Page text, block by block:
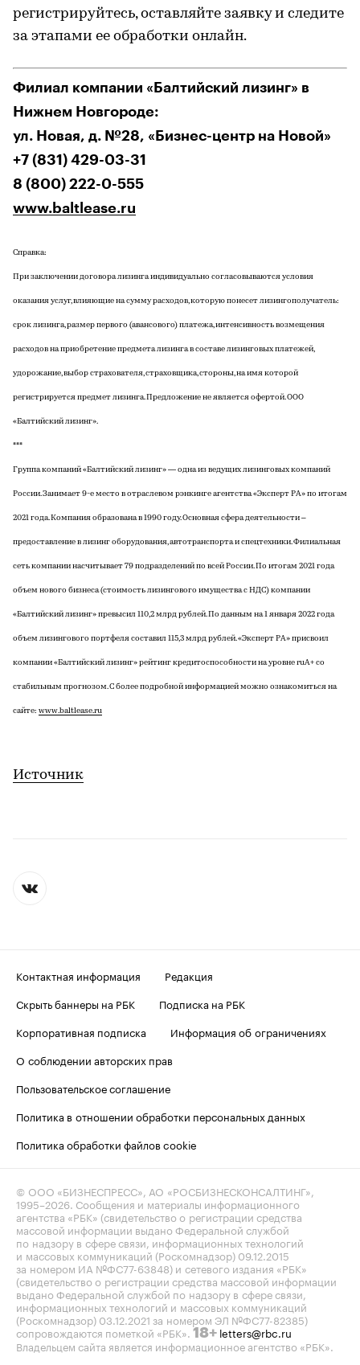
регистрируйтесь, оставляйте заявку и следите
за этапами ее обработки онлайн.
Филиал компании «Балтийский лизинг» в
Нижнем Новгороде:
ул. Новая, д. №28, «Бизнес-центр на Новой»
+7 (831) 429-03-31
8 (800) 222-0-555
www.baltlease.ru
Справка:
При заключении договора лизинга индивидуально согласовываются условия
оказания услуг, влияющие на сумму расходов, которую понесет лизингополучатель:
срок лизинга, размер первого (авансового) платежа, интенсивность возмещения
расходов на приобретение предмета лизинга в составе лизинговых платежей,
удорожание, выбор страхователя, страховщика, стороны, на имя которой
регистрируется предмет лизинга. Предложение не является офертой. ООО
«Балтийский лизинг».
***
Группа компаний «Балтийский лизинг» — одна из ведущих лизинговых компаний
России. Занимает 9-е место в отраслевом рэнкинге агентства «Эксперт РА» по итогам
2021 года. Компания образована в 1990 году. Основная сфера деятельности –
предоставление в лизинг оборудования, автотранспорта и спецтехники. Филиальная
сеть компании насчитывает 79 подразделений по всей России. По итогам 2021 года
объем нового бизнеса (стоимость лизингового имущества с НДС) компании
«Балтийский лизинг» превысил 110,2 млрд рублей. По данным на 1 января 2022 года
объем лизингового портфеля составил 115,3 млрд рублей. «Эксперт РА» присвоил
компании «Балтийский лизинг» рейтинг кредитоспособности на уровне ruA+ со
стабильным прогнозом. С более подробной информацией можно ознакомиться на
сайте: www.baltlease.ru
Источник
Контактная информация
Редакция
Скрыть баннеры на РБК
Подписка на РБК
Корпоративная подписка
Информация об ограничениях
О соблюдении авторских прав
Пользовательское соглашение
Политика в отношении обработки персональных данных
Политика обработки файлов cookie
© ООО «БИЗНЕСПРЕСС», АО «РОСБИЗНЕСКОНСАЛТИНГ»,
1995–2026 . Сообщения и материалы информационного
агентства «РБК» (свидетельство о регистрации средства
массовой информации выдано Федеральной службой
по надзору в сфере связи, информационных технологий
и массовых коммуникаций (Роскомнадзор) 09.12.2015
за номером ИА №ФС77-63848) и сетевого издания «РБК»
(свидетельство о регистрации средства массовой информации
выдано Федеральной службой по надзору в сфере связи,
информационных технологий и массовых коммуникаций
(Роскомнадзор) 03.12.2021 за номером ЭЛ №ФС77-82385)
сопровождаются пометкой «РБК». 18+ letters@rbc.ru
Владельцем сайта является информационное агентство «РБК».